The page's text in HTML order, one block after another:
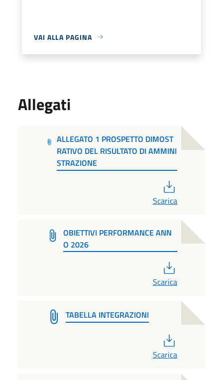
VAI ALLA PAGINA
Allegati
ALLEGATO 1 PROSPETTO DIMOST
RATIVO DEL RISULTATO DI AMMINI
STRAZIONE
Scarica
OBIETTIVI PERFORMANCE ANN
O 2026
Scarica
TABELLA INTEGRAZIONI
Scarica